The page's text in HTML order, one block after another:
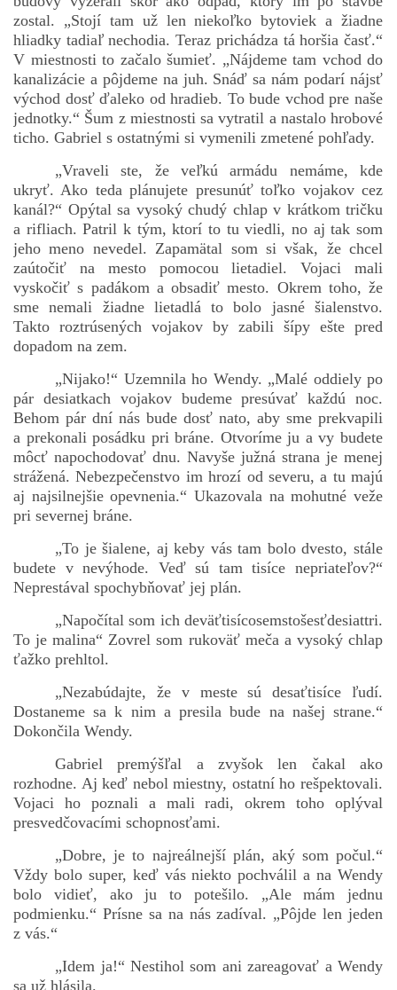
zostal. „Stojí tam už len niekoľko bytoviek a žiadne
hliadky tadiaľ nechodia. Teraz prichádza tá horšia časť.“
V miestnosti to začalo šumieť. „Nájdeme tam vchod do
kanalizácie a pôjdeme na juh. Snáď sa nám podarí nájsť
východ dosť ďaleko od hradieb. To bude vchod pre naše
jednotky.“ Šum z miestnosti sa vytratil a nastalo hrobové
ticho. Gabriel s ostatnými si vymenili zmetené pohľady.
„Vraveli ste, že veľkú armádu nemáme, kde
ukryť. Ako teda plánujete presunúť toľko vojakov cez
kanál?“ Opýtal sa vysoký chudý chlap v krátkom tričku
a rifliach. Patril k tým, ktorí to tu viedli, no aj tak som
jeho meno nevedel. Zapamätal som si však, že chcel
zaútočiť na mesto pomocou lietadiel. Vojaci mali
vyskočiť s padákom a obsadiť mesto. Okrem toho, že
sme nemali žiadne lietadlá to bolo jasné šialenstvo.
Takto roztrúsených vojakov by zabili šípy ešte pred
dopadom na zem.
„Nijako!“ Uzemnila ho Wendy. „Malé oddiely po
pár desiatkach vojakov budeme presúvať každú noc.
Behom pár dní nás bude dosť nato, aby sme prekvapili
a prekonali posádku pri bráne. Otvoríme ju a vy budete
môcť napochodovať dnu. Navyše južná strana je menej
strážená. Nebezpečenstvo im hrozí od severu, a tu majú
aj najsilnejšie opevnenia.“ Ukazovala na mohutné veže
pri severnej bráne.
„To je šialene, aj keby vás tam bolo dvesto, stále
budete v nevýhode. Veď sú tam tisíce nepriateľov?“
Neprestával spochybňovať jej plán.
„Napočítal som ich deväťtisícosemstošesťdesiattri.
To je malina“ Zovrel som rukoväť meča a vysoký chlap
ťažko prehltol.
„Nezabúdajte, že v meste sú desaťtisíce ľudí.
Dostaneme sa k nim a presila bude na našej strane.“
Dokončila Wendy.
Gabriel premýšľal a zvyšok len čakal ako
rozhodne. Aj keď nebol miestny, ostatní ho rešpektovali.
Vojaci ho poznali a mali radi, okrem toho oplýval
presvedčovacími schopnosťami.
„Dobre, je to najreálnejší plán, aký som počul.“
Vždy bolo super, keď vás niekto pochválil a na Wendy
bolo vidieť, ako ju to potešilo. „Ale mám jednu
podmienku.“ Prísne sa na nás zadíval. „Pôjde len jeden
z vás.“
„Idem ja!“ Nestihol som ani zareagovať a Wendy
sa už hlásila.